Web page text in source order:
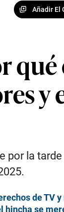
Añadir El
y
por la
de TV
hincha se